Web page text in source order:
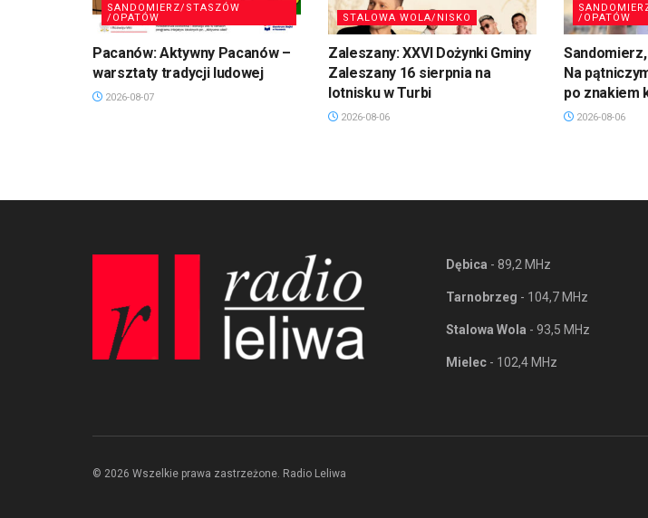
SANDOMIERZ/STASZÓW
/OPATÓW
Pacanów: Aktywny Pacanów –
warsztaty tradycji ludowej
2026-08-07
STALOWA WOLA/NISKO
Zaleszany: XXVI Dożynki Gminy
Zaleszany 16 sierpnia na
lotnisku w Turbi
2026-08-06
/OPATÓW
Na
po znakiem
2026-08-06
Dębica - 89,2 MHz
Tarnobrzeg - 104,7 MHz
Stalowa Wola - 93,5 MHz
Mielec - 102,4 MHz
© 2026 Wszelkie prawa zastrzeżone. Radio Leliwa